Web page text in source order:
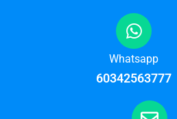
Whatsapp
60342563777